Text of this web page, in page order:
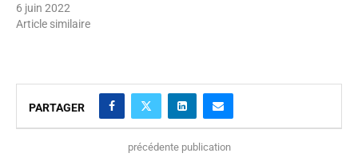
6 juin 2022
Article similaire
PARTAGER
précédente publication